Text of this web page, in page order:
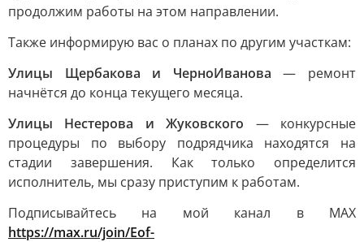
продолжим работы на этом направлении.
Также информирую вас о планах по другим участкам:
Улицы Щербакова и ЧерноИванова — ремонт
начнётся до конца текущего месяца.
Улицы Нестерова и Жуковского — конкурсные
процедуры по выбору подрядчика находятся на
стадии завершения. Как только определится
исполнитель, мы сразу приступим к работам.
Подписывайтесь на мой канал в МАХ
https://max.ru/join/Eof-